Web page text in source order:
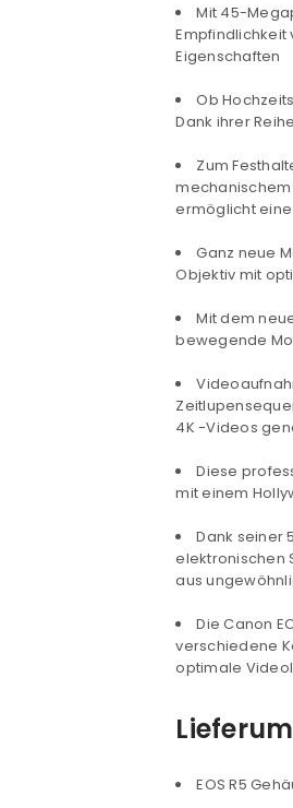
Mit 45-
Empfindlichkeit
Eigenschaften
Ob
Dank ihrer
Zum
ermöglicht
Ganz neue
Objektiv mit
Mit dem
bewegende
4K -Videos
Diese
mit einem
Dank seiner
elektronischen
aus
Die Canon
verschiedene
optimale
EOS R5